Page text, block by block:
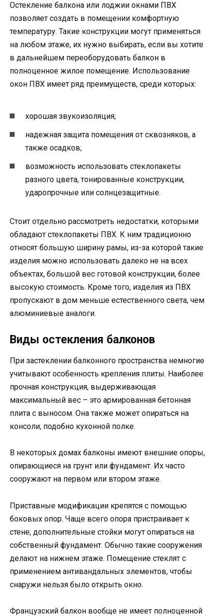
Остекление балкона или лоджии окнами ПВХ
позволяет создать в помещении комфортную
температуру. Такие конструкции могут применяться
на любом этаже, их нужно выбирать, если вы хотите
в дальнейшем переоборудовать балкон в
полноценное жилое помещение. Использование
окон ПВХ имеет ряд преимуществ, среди которых:
хорошая звукоизоляция;
надежная защита помещения от сквозняков, а
также осадков;
возможность использовать стеклопакеты
разного цвета, тонированные конструкции,
ударопрочные или солнцезащитные.
Стоит отдельно рассмотреть недостатки, которыми
обладают стеклопакеты ПВХ. К ним традиционно
относят большую ширину рамы, из-за которой такие
изделия можно использовать далеко не на всех
объектах, большой вес готовой конструкции, более
высокую стоимость. Кроме того, изделия из ПВХ
пропускают в дом меньше естественного света, чем
алюминиевые аналоги.
Виды остекления балконов
При застеклении балконного пространства немногие
учитывают особенность крепления плиты. Наиболее
прочная конструкция, выдерживающая
максимальный вес – это армированная бетонная
плита с выносом. Она также может опираться на
консоли, подобно кухонной полке.
В некоторых домах балконы имеют внешние опоры,
опирающиеся на грунт или фундамент. Их часто
сооружают на первом или втором этаже.
Приставные модификации крепятся с помощью
боковых опор. Чаще всего опора пристраивает к
стене, дополнительные стойки могут опираться на
собственный фундамент. Обычно такие сооружения
делают на нижнем этаже. Помещение стеклят с
применением антивандальных элементов, чтобы
снаружи нельзя было открыть окно.
Французский балкон вообще не имеет полноценной